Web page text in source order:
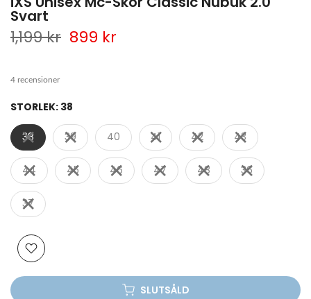
Svart
1,199 kr 899 kr
4 recensioner
STORLEK: 38
38 39 40 41 42 43
44 45 46 47 48 36
37
SLUTSÅLD